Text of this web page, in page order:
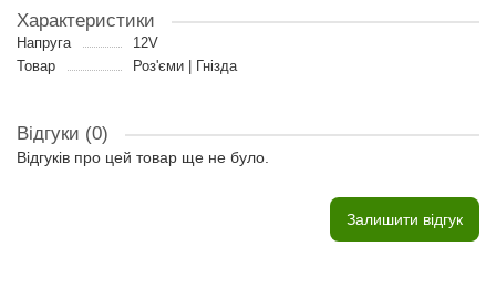
Характеристики
Напруга
12V
Товар
Роз'єми | Гнізда
Відгуки (0)
Відгуків про цей товар ще не було.
Залишити відгук